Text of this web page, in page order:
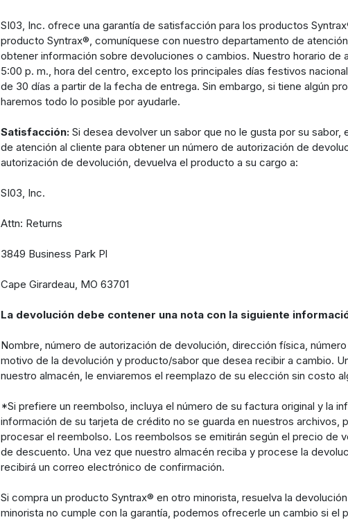
SI03, Inc. ofrece una garantía de satisfacción para los productos
producto Syntrax®, comuníquese con nuestro departamento de
obtener información sobre devoluciones o cambios. Nuestro horario de
5:00 p. m., hora del centro, excepto los principales días festivos
de 30 días a partir de la fecha de entrega. Sin embargo, si tiene algún
haremos todo lo posible por ayudarle.
Satisfacción: Si desea devolver un sabor que no le gusta por su
de atención al cliente para obtener un número de autorización de
autorización de devolución, devuelva el producto a su cargo a:
SI03, Inc.
Attn: Returns
3849 Business Park Pl
Cape Girardeau, MO 63701
La devolución debe contener una nota con la siguiente
Nombre, número de autorización de devolución, dirección física,
motivo de la devolución y producto/sabor que desea recibir a cambio.
nuestro almacén, le enviaremos el reemplazo de su elección sin costo
*Si prefiere un reembolso, incluya el número de su factura original y la
información de su tarjeta de crédito no se guarda en nuestros archivos,
procesar el reembolso. Los reembolsos se emitirán según el precio de
de descuento. Una vez que nuestro almacén reciba y procese la
recibirá un correo electrónico de confirmación.
Si compra un producto Syntrax® en otro minorista, resuelva la
minorista no cumple con la garantía, podemos ofrecerle un cambio si el